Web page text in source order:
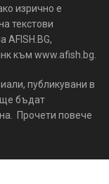
изрично е
текстови
AFISH.BG,
към www.afish.bg.
публикувани в
ще бъдат
Прочети повече